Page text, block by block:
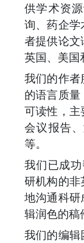
供学术资
询、药企
者提供论文
英国、美国
我们的作
的语言质
可读性，主
会议报告
等。
我们已成
研机构的非
地沟通科研
辑润色的稿
我们的编辑